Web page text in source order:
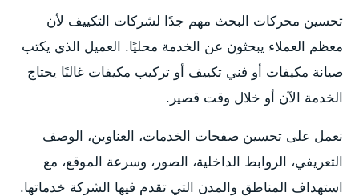
تحسين محركات البحث مهم جدًا لشركات التكييف لأن
معظم العملاء يبحثون عن الخدمة محليًا. العميل الذي يكتب
صيانة مكيفات أو فني تكييف أو تركيب مكيفات غالبًا يحتاج
الخدمة الآن أو خلال وقت قصير.
نعمل على تحسين صفحات الخدمات، العناوين، الوصف
التعريفي، الروابط الداخلية، الصور، وسرعة الموقع، مع
استهداف المناطق والمدن التي تقدم فيها الشركة خدماتها.